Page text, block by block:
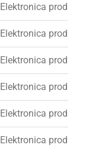
Elektronica
Elektronica
Elektronica
Elektronica
Elektronica
Elektronica